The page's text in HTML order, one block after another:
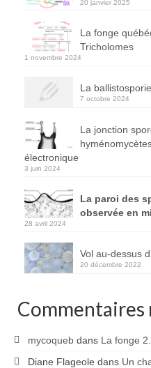
20 janvier 2025
La fonge
Tricholomes
1 novembre 2024
La ballistosporie
7 octobre 2024
La jonction
électronique
3 juin 2024
La paroi des
observée en
28 avril 2024
Vol au-dessus
20 décembre 2022
Commentaires
mycoqueb dans La fonge
Diane Flageole dans Un